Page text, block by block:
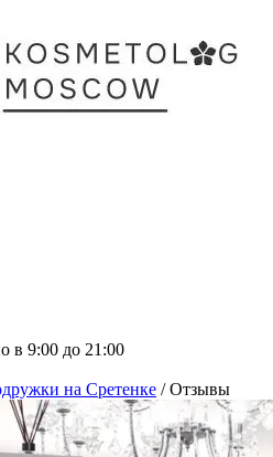
в 9:00 до 21:00
на Сретенке /Отзывы